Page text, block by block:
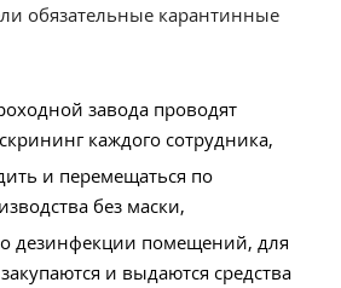
обязательные карантинные
завода проводят
каждого сотрудника,
и перемещаться по
без маски,
дезинфекции помещений, для
и выдаются средства